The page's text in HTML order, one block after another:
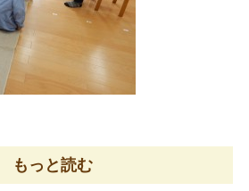
にもっと読む